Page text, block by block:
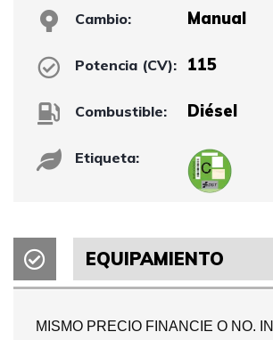
Cambio: Manual
Potencia (CV): 115
Combustible: Diésel
Etiqueta:
EQUIPAMIENTO
MISMO PRECIO FINANCIE O NO.